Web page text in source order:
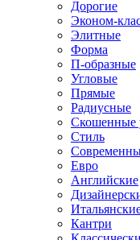
Дорогие
Эконом-
Элитные
Форма
П-образные
Угловые
Прямые
Радиусные
Скошенные
Стиль
Евро
Английские
Кантри